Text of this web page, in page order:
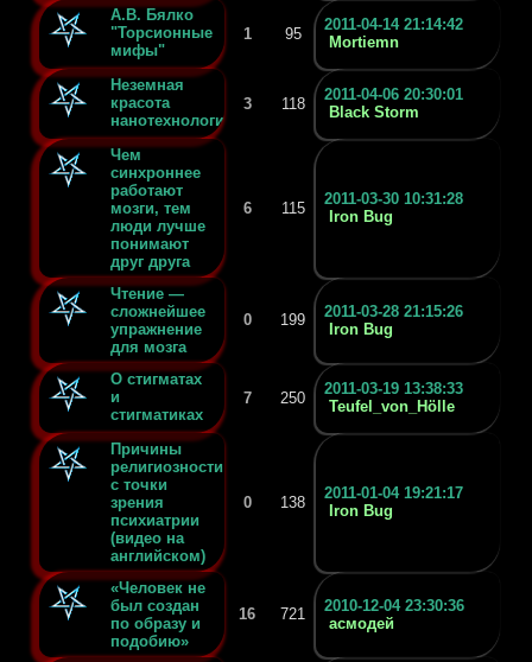
А.В. Бялко
"Торсионные
мифы"
1 95
2011-04-14 21:14:42
Mortiemn
Неземная
красота
нанотехнологий
3 118
2011-04-06 20:30:01
Black Storm
Чем
синхроннее
работают
мозги, тем
люди лучше
понимают
друг друга
6 115
2011-03-30 10:31:28
Iron Bug
Чтение —
сложнейшее
упражнение
для мозга
0 199
2011-03-28 21:15:26
Iron Bug
О стигматах
и
стигматиках
7 250
2011-03-19 13:38:33
Teufel_von_Hölle
Причины
религиозности
с точки
зрения
психиатрии
(видео на
английском)
0 138
2011-01-04 19:21:17
Iron Bug
«Человек не
был создан
по образу и
подобию»
16 721
2010-12-04 23:30:36
асмодей